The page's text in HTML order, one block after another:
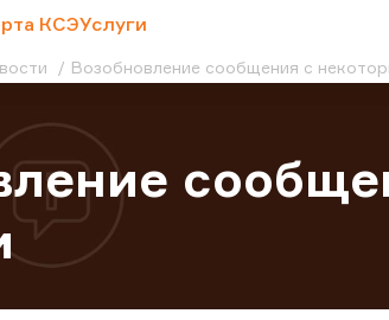
КСЭУслуги
Возобновление сообщения с